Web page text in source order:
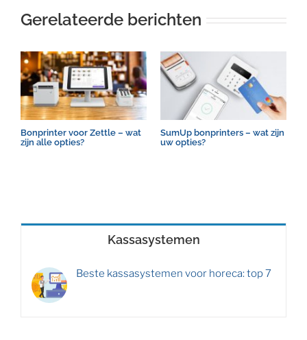
Gerelateerde berichten
Bonprinter voor Zettle – wat
zijn alle opties?
SumUp bonprinters – wat zijn
uw opties?
Kassasystemen
Beste kassasystemen voor horeca: top 7